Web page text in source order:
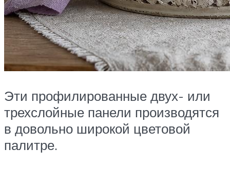
Эти профилированные двух- или
трехслойные панели производятся
в довольно широкой цветовой
палитре.